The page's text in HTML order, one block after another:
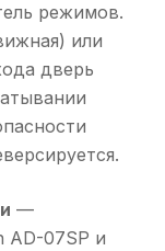
режимов.
или
дверь
—
AD-07SP и